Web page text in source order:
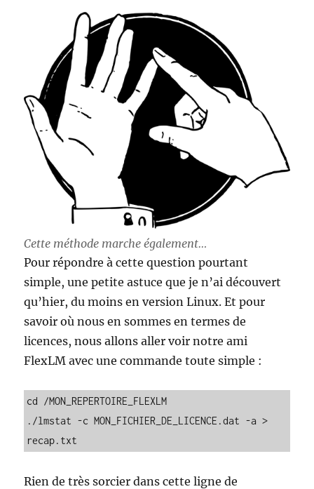
Cette méthode marche également…
Pour répondre à cette question pourtant
simple, une petite astuce que je n’ai découvert
qu’hier, du moins en version Linux. Et pour
savoir où nous en sommes en termes de
licences, nous allons aller voir notre ami
FlexLM avec une commande toute simple :
cd /MON_REPERTOIRE_FLEXLM
./lmstat -c MON_FICHIER_DE_LICENCE.dat -a >
recap.txt
Rien de très sorcier dans cette ligne de